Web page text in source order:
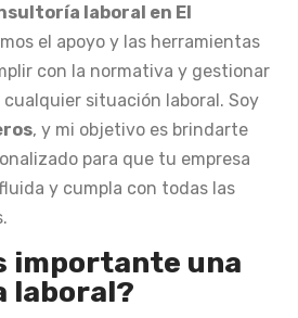
laboral en El
el apoyo y las herramientas
con la normativa y gestionar
situación laboral. Soy
, y mi objetivo es brindarte
para que tu empresa
y cumpla con todas las
importante una
laboral?